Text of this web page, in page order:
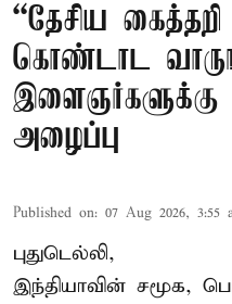
“தேசிய
கொண்டாட
இளைஞர்களுக்கு
அழைப்பு
Published on: 07 Aug 2026, 3:55
புதுடெல்லி,
இந்தியாவின் சமூக,